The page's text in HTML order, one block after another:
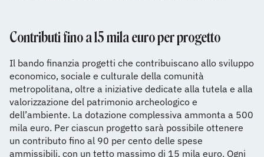
Contributi fino a 15 mila euro per progetto
Il bando finanzia progetti che contribuiscano allo sviluppo
economico, sociale e culturale della comunità
metropolitana, oltre a iniziative dedicate alla tutela e alla
valorizzazione del patrimonio archeologico e
dell’ambiente. La dotazione complessiva ammonta a 500
mila euro. Per ciascun progetto sarà possibile ottenere
un contributo fino al 90 per cento delle spese
ammissibili, con un tetto massimo di 15 mila euro. Ogni